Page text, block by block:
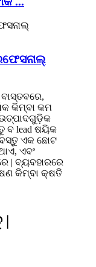
କିମ୍ବା କମ
ଉତ୍ପାଦଗୁଡ଼ିକ
ବ lead ଷୟିକ
ଏକ ଛୋଟ
ଏବଂ
| ବ୍ୟବହାରରେ
କିମ୍ବା କ୍ଷତି
|